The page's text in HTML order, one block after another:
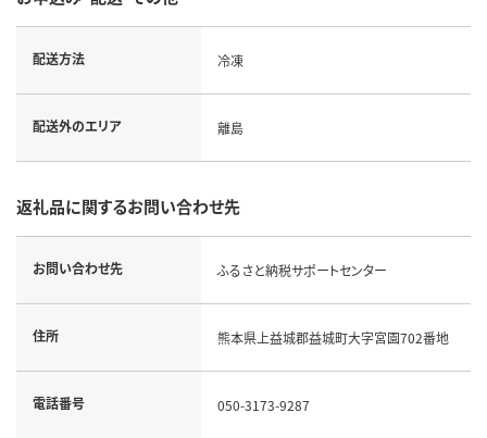
配送方法 冷凍
配送外のエリア 離島
返礼品に関するお問い合わせ先
お問い合わせ先 ふるさと納税サポートセンター
住所 熊本県上益城郡益城町大字宮園702番地
電話番号 050-3173-9287